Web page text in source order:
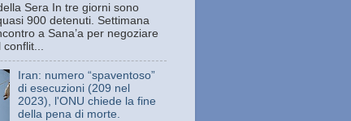
Sera In tre giorni sono
900 detenuti. Settimana
a Sana’a per negoziare
Iran: numero “spaventoso”
di esecuzioni (209 nel
2023), l'ONU chiede la fine
della pena di morte.